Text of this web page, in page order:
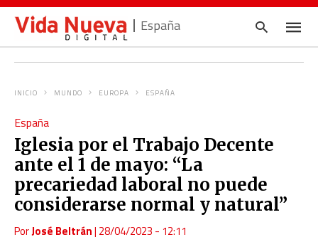
España
INICIO MUNDO EUROPA ESPAÑA
España
Iglesia por el Trabajo Decente
ante el 1 de mayo: “La
precariedad laboral no puede
considerarse normal y natural”
PorJosé Beltrán| 28/04/2023 - 12:11